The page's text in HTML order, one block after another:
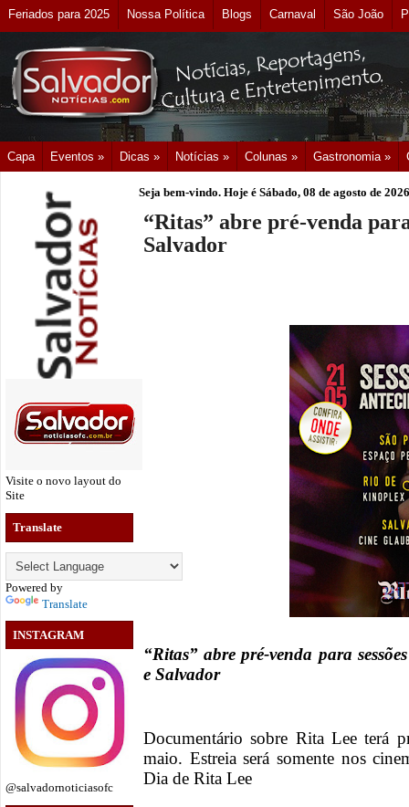
Feriados para 2025 Nossa Política Blogs Carnaval São João
Capa Eventos » Dicas » Notícias » Colunas » Gastronomia »
Visite o novo layout do
Site
Translate
Powered by
Translate
INSTAGRAM
@salvadornoticiasofc
Seja bem-vindo. Hoje é Sábado, 08 de agosto de 2026
“Ritas” abre pré-venda
Salvador
“Ritas” abre pré-venda para
e Salvador
Documentário sobre Rita Lee terá
maio. Estreia será somente nos
Dia de Rita Lee